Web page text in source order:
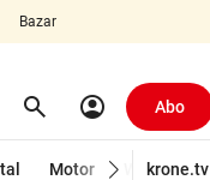
Bazar
search Suchen
account_circle Abo
Motor Wirtschaft
krone.tv